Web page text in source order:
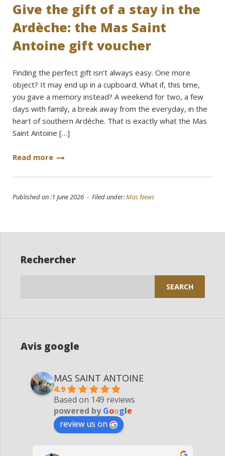
Give the gift of a stay in the
Ardèche: the Mas Saint
Antoine gift voucher
Finding the perfect gift isn’t always easy. One more
object? It may end up in a cupboard. What if, this time,
you gave a memory instead? A weekend for two, a few
days with family, a break away from the everyday, in the
heart of southern Ardèche. That is exactly what the Mas
Saint Antoine […]
Read more
Published on :1 June 2026 - Filed under:Mas News
Rechercher
Avis google
MAS SAINT ANTOINE
4.9
Based on 149 reviews
powered byGoogle
review us on